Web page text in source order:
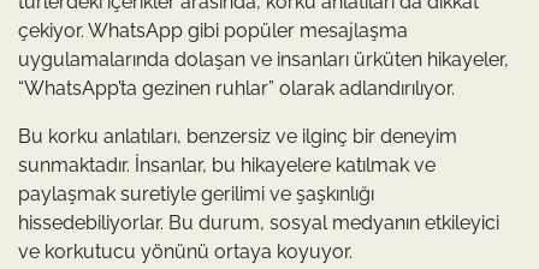
çekiyor. WhatsApp gibi popüler mesajlaşma
uygulamalarında dolaşan ve insanları ürküten hikayeler,
“WhatsApp’ta gezinen ruhlar” olarak adlandırılıyor.
Bu korku anlatıları, benzersiz ve ilginç bir deneyim
sunmaktadır. İnsanlar, bu hikayelere katılmak ve
paylaşmak suretiyle gerilimi ve şaşkınlığı
hissedebiliyorlar. Bu durum, sosyal medyanın etkileyici
ve korkutucu yönünü ortaya koyuyor.